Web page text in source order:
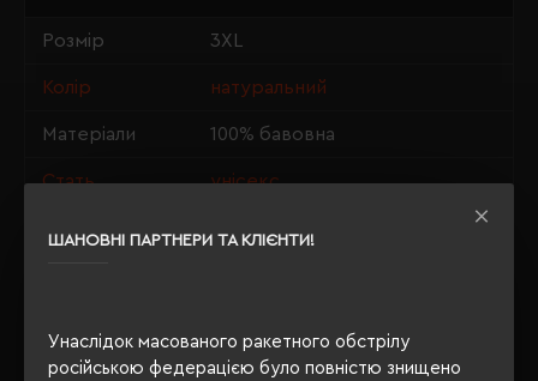
ШАНОВНІ ПАРТНЕРИ ТА КЛІЄНТИ!
Унаслідок масованого ракетного обстрілу
російською федерацією було повністю знищено
Розмір 3XL
Колір натуральний
Матеріали 100% бавовна
Стать унісекс
80/65
Крій прямий